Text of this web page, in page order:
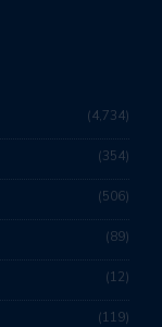
4,734
354
506
89
12
119